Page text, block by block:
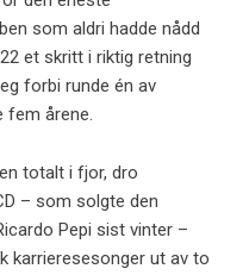
som aldri hadde nådd
et skritt i riktig retning
forbi runde én av
fem årene.
totalt i fjor, dro
– som solgte den
Pepi sist vinter –
karrieresesonger ut av to